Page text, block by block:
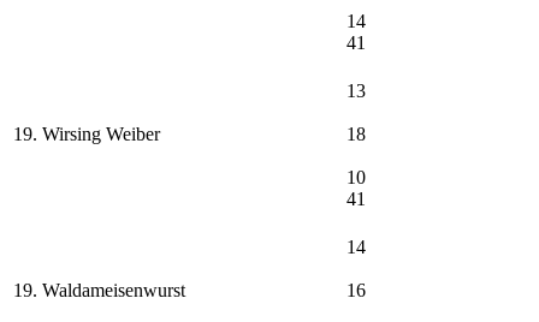
14
41
19. Wirsing Weiber
13
18
10
41
19. Waldameisenwurst
14
16